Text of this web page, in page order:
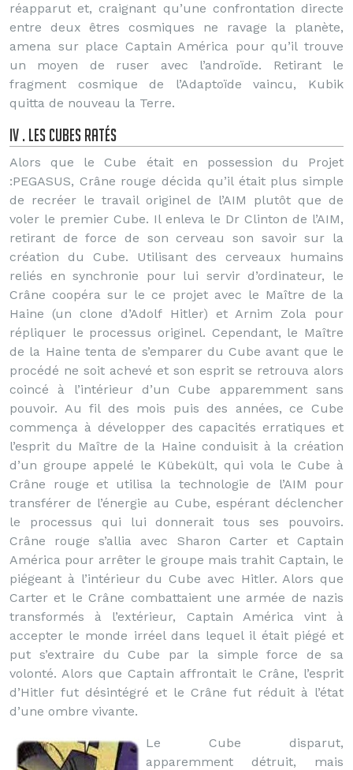
réapparut et, craignant qu’une confrontation directe
entre deux êtres cosmiques ne ravage la planète,
amena sur place Captain América pour qu’il trouve
un moyen de ruser avec l’androïde. Retirant le
fragment cosmique de l’Adaptoïde vaincu, Kubik
quitta de nouveau la Terre.
IV . Les Cubes ratés
Alors que le Cube était en possession du Projet
:PEGASUS, Crâne rouge décida qu’il était plus simple
de recréer le travail originel de l’AIM plutôt que de
voler le premier Cube. Il enleva le Dr Clinton de l’AIM,
retirant de force de son cerveau son savoir sur la
création du Cube. Utilisant des cerveaux humains
reliés en synchronie pour lui servir d’ordinateur, le
Crâne coopéra sur le ce projet avec le Maître de la
Haine (un clone d’Adolf Hitler) et Arnim Zola pour
répliquer le processus originel. Cependant, le Maître
de la Haine tenta de s’emparer du Cube avant que le
procédé ne soit achevé et son esprit se retrouva alors
coincé à l’intérieur d’un Cube apparemment sans
pouvoir. Au fil des mois puis des années, ce Cube
commença à développer des capacités erratiques et
l’esprit du Maître de la Haine conduisit à la création
d’un groupe appelé le Kübekült, qui vola le Cube à
Crâne rouge et utilisa la technologie de l’AIM pour
transférer de l’énergie au Cube, espérant déclencher
le processus qui lui donnerait tous ses pouvoirs.
Crâne rouge s’allia avec Sharon Carter et Captain
América pour arrêter le groupe mais trahit Captain, le
piégeant à l’intérieur du Cube avec Hitler. Alors que
Carter et le Crâne combattaient une armée de nazis
transformés à l’extérieur, Captain América vint à
accepter le monde irréel dans lequel il était piégé et
put s’extraire du Cube par la simple force de sa
volonté. Alors que Captain affrontait le Crâne, l’esprit
d’Hitler fut désintégré et le Crâne fut réduit à l’état
d’une ombre vivante.
Le Cube disparut,
apparemment détruit, mais